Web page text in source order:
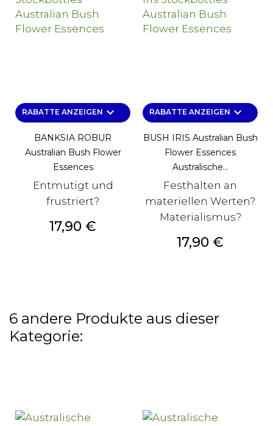
RABATTE ANZEIGEN keyboard_arrow_down
BANKSIA ROBUR
Australian Bush Flower
Essences
Entmutigt und
frustriert?
Preis
17,90 €
RABATTE ANZEIGEN keyboard_arrow_down
BUSH IRIS Australian Bush
Flower Essences
Australische...
Festhalten an
materiellen Werten?
Materialismus?
Preis
17,90 €
6 andere Produkte aus dieser
Kategorie: